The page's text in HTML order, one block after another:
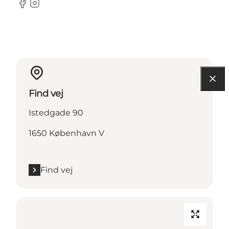
Facebook
Instagram
Find vej
Istedgade 90
1650 København V
Find vej